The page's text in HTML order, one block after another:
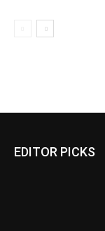
EDITOR PICKS